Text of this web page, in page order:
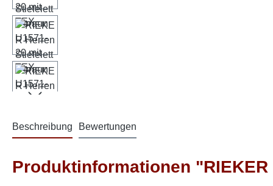
Beschreibung Bewertungen
Produktinformationen